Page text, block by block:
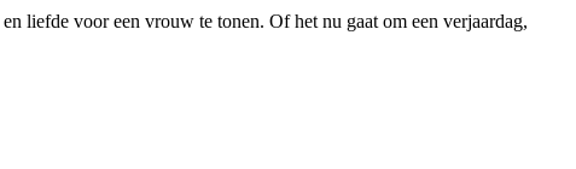
liefde voor een vrouw te tonen. Of het nu gaat om een verjaardag,